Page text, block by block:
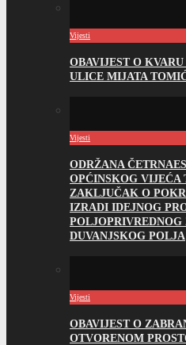
Vijesti
OBAVIJEST O
ULICE MIJATA
Vijesti
ODRŽANA
OPĆINSKOG VIJEĆA
ZAKLJUČAK O
IZRADI IDEJNOG
POLJOPRIVREDNOG
DUVANJSKOG POLJA
Vijesti
OBAVIJEST O
OTVORENOM